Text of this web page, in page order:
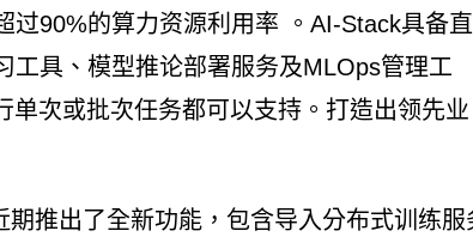
过90%的算力资源利用率 。AI-Stack具备直
工具、模型推论部署服务及MLOps管理工
次或批次任务都可以支持。打造出领先业
推出了全新功能，包含导入分布式训练服